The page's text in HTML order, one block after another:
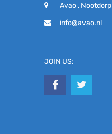
Avao , Nootdorp
info@avao.nl
JOIN US: